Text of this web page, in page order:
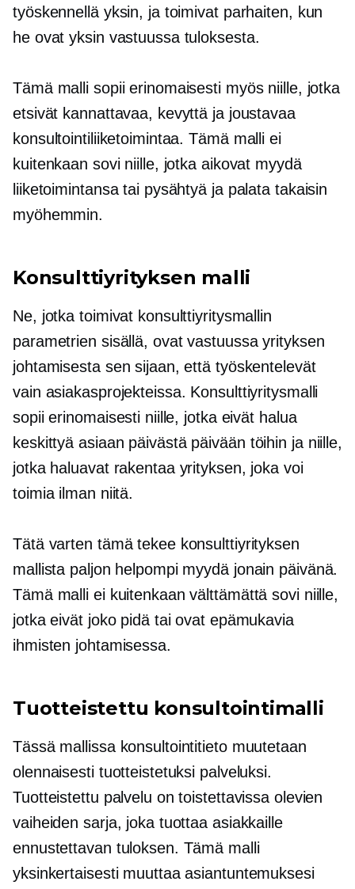
työskennellä yksin, ja toimivat parhaiten, kun
he ovat yksin vastuussa tuloksesta.
Tämä malli sopii erinomaisesti myös niille, jotka
etsivät kannattavaa, kevyttä ja joustavaa
konsultointiliiketoimintaa. Tämä malli ei
kuitenkaan sovi niille, jotka aikovat myydä
liiketoimintansa tai pysähtyä ja palata takaisin
myöhemmin.
Konsulttiyrityksen malli
Ne, jotka toimivat konsulttiyritysmallin
parametrien sisällä, ovat vastuussa yrityksen
johtamisesta sen sijaan, että työskentelevät
vain asiakasprojekteissa. Konsulttiyritysmalli
sopii erinomaisesti niille, jotka eivät halua
keskittyä asiaan päivästä päivään töihin ja niille,
jotka haluavat rakentaa yrityksen, joka voi
toimia ilman niitä.
Tätä varten tämä tekee konsulttiyrityksen
mallista paljon helpompi myydä jonain päivänä.
Tämä malli ei kuitenkaan välttämättä sovi niille,
jotka eivät joko pidä tai ovat epämukavia
ihmisten johtamisessa.
Tuotteistettu konsultointimalli
Tässä mallissa konsultointitieto muutetaan
olennaisesti tuotteistetuksi palveluksi.
Tuotteistettu palvelu on toistettavissa olevien
vaiheiden sarja, joka tuottaa asiakkaille
ennustettavan tuloksen. Tämä malli
yksinkertaisesti muuttaa asiantuntemuksesi